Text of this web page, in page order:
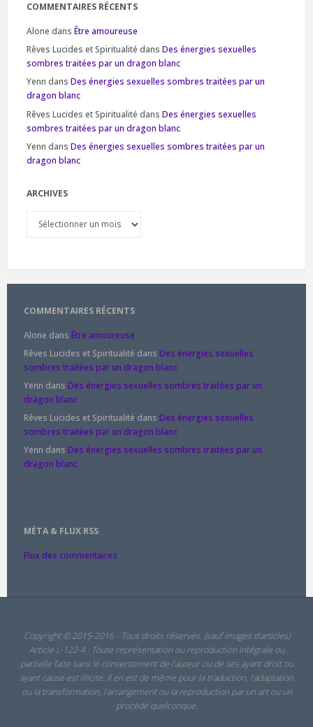
COMMENTAIRES RÉCENTS
Alone dans Être amoureuse
Rêves Lucides et Spiritualité dans Des énergies sexuelles
sombres traitées par un dragon blanc
Yenn dans Des énergies sexuelles sombres traitées par un
dragon blanc
Rêves Lucides et Spiritualité dans Des énergies sexuelles
sombres traitées par un dragon blanc
Yenn dans Des énergies sexuelles sombres traitées par un
dragon blanc
ARCHIVES
COMMENTAIRES RÉCENTS
Alone dans Être amoureuse
Rêves Lucides et Spiritualité dans Des énergies sexuelles
sombres traitées par un dragon blanc
Yenn dans Des énergies sexuelles sombres traitées par un
dragon blanc
Rêves Lucides et Spiritualité dans Des énergies sexuelles
sombres traitées par un dragon blanc
Yenn dans Des énergies sexuelles sombres traitées par un
dragon blanc
MÉTA & FLUX RSS
Flux des commentaires
Copyright © 2015-2016 - Tous droits réservés. (sauf images d'articles)
Article L-122-4 : Toute représentation ou reproduction intégrale ou
partielle faite sans le consentement de l'auteur ou de ses ayant droit ou
ayant cause est illicite. Il en est de même pour la traduction, l'adaptation
ou la transformation, l'arrangement ou la reproduction par un art ou un
procédé quelconque.